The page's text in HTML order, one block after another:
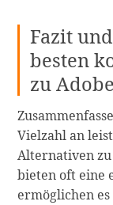
Fazit
besten
zu
Vielzahl an
Alternativen
bieten oft eine
ermöglichen